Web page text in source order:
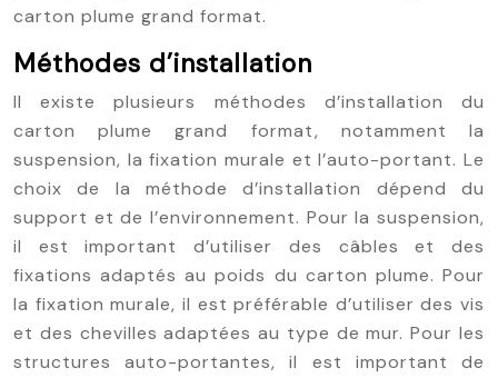
carton plume grand format.
Méthodes d’installation
Il existe plusieurs méthodes d’installation du
carton plume grand format, notamment la
suspension, la fixation murale et l’auto-portant. Le
choix de la méthode d’installation dépend du
support et de l’environnement. Pour la suspension,
il est important d’utiliser des câbles et des
fixations adaptés au poids du carton plume. Pour
la fixation murale, il est préférable d’utiliser des vis
et des chevilles adaptées au type de mur. Pour les
structures auto-portantes, il est important de